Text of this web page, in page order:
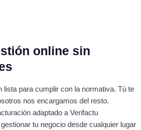
online sin
lista para cumplir con la normativa. Tú te
nos encargamos del resto.
adaptado a Verifactu
tu negocio desde cualquier lugar